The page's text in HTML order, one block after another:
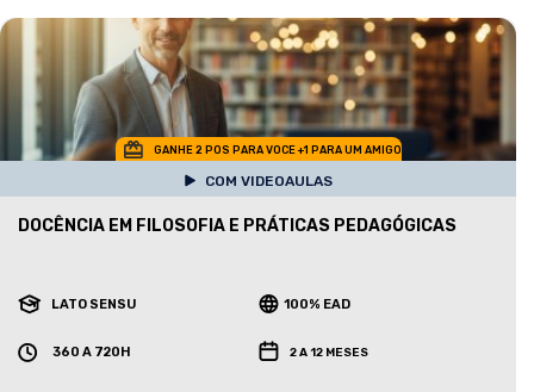
GANHE 2 POS PARA VOCE +1 PARA UM AMIGO
COM VIDEOAULAS
DOCÊNCIA EM FILOSOFIA E PRÁTICAS PEDAGÓGICAS
LATO SENSU 100% EAD
360 A 720H 2 A 12 MESES